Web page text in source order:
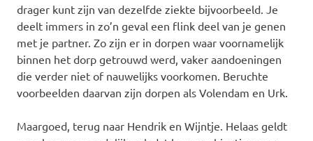
drager kunt zijn van dezelfde ziekte bijvoorbeeld. Je
deelt immers in zo’n geval een flink deel van je genen
met je partner. Zo zijn er in dorpen waar voornamelijk
binnen het dorp getrouwd werd, vaker aandoeningen
die verder niet of nauwelijks voorkomen. Beruchte
voorbeelden daarvan zijn dorpen als Volendam en Urk.
Maargoed, terug naar Hendrik en Wijntje. Helaas geldt